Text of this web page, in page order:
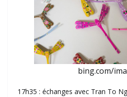
bing.com/
17h35 : échanges avec Tran To